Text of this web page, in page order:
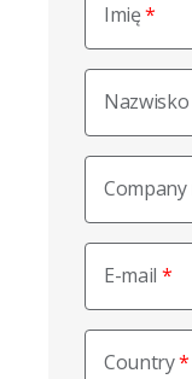
Imię
Nazwisko
Company
E-mail
Country